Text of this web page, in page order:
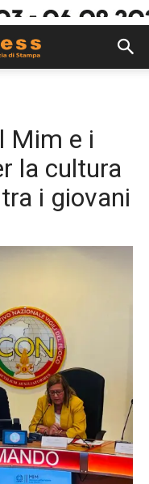
Mim e i
la cultura
i giovani